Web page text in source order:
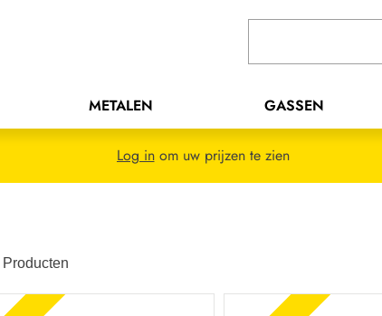
METALEN GASSEN
Log inom uw prijzen te zien
Producten